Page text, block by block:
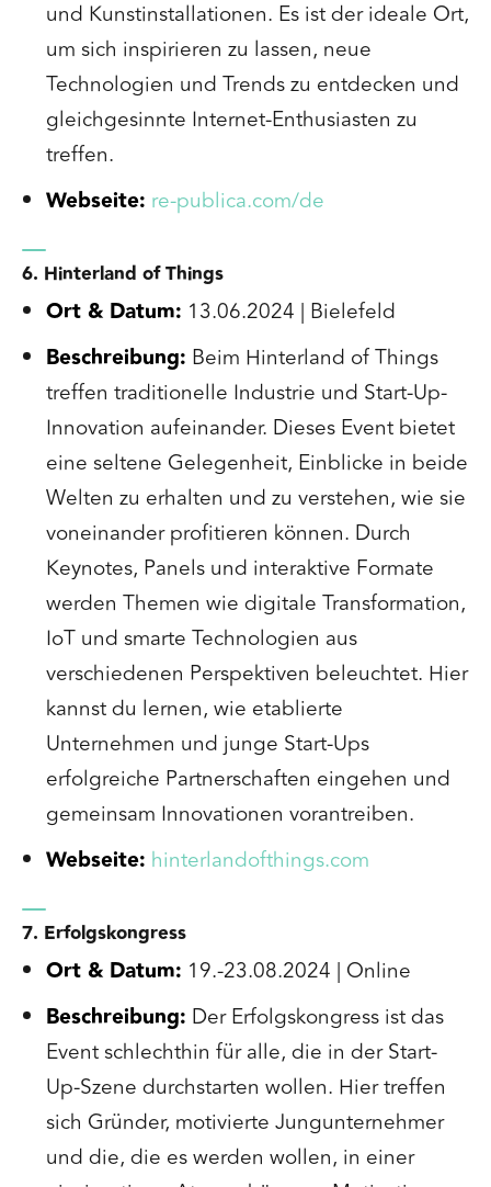
und Kunstinstallationen. Es ist der ideale Ort,
um sich inspirieren zu lassen, neue
Technologien und Trends zu entdecken und
gleichgesinnte Internet-Enthusiasten zu
treffen.
Webseite: re-publica.com/de
6. Hinterland of Things
Ort & Datum: 13.06.2024 | Bielefeld
Beschreibung: Beim Hinterland of Things
treffen traditionelle Industrie und Start-Up-
Innovation aufeinander. Dieses Event bietet
eine seltene Gelegenheit, Einblicke in beide
Welten zu erhalten und zu verstehen, wie sie
voneinander profitieren können. Durch
Keynotes, Panels und interaktive Formate
werden Themen wie digitale Transformation,
IoT und smarte Technologien aus
verschiedenen Perspektiven beleuchtet. Hier
kannst du lernen, wie etablierte
Unternehmen und junge Start-Ups
erfolgreiche Partnerschaften eingehen und
gemeinsam Innovationen vorantreiben.
Webseite: hinterlandofthings.com
7. Erfolgskongress
Ort & Datum: 19.-23.08.2024 | Online
Beschreibung: Der Erfolgskongress ist das
Event schlechthin für alle, die in der Start-
Up-Szene durchstarten wollen. Hier treffen
sich Gründer, motivierte Jungunternehmer
und die, die es werden wollen, in einer